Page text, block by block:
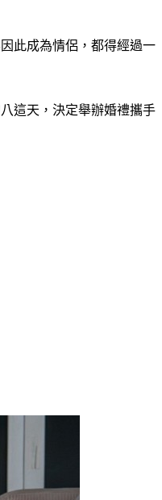
此成為情侶，都得經過一
這天，決定舉辦婚禮攜手